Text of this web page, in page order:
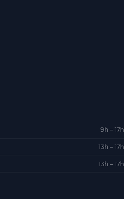
9h – 17h
13h – 17h
13h – 17h